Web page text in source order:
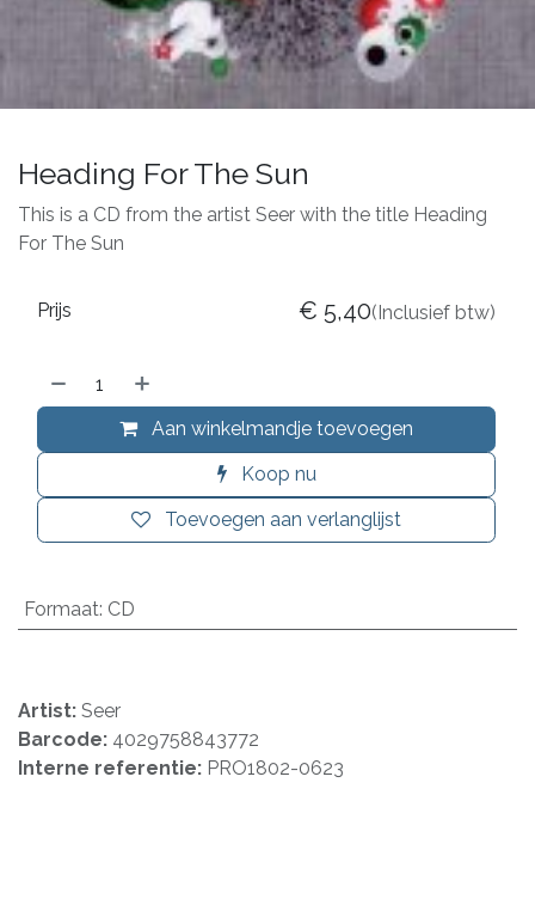
Heading For The Sun
This is a CD from the artist Seer with the title Heading
For The Sun
Aan winkelmandje toevoegen
Koop nu
Toevoegen aan verlanglijst
Prijs € 5,40(Inclusief btw)
Formaat: CD
Artist: Seer
Barcode: 4029758843772
Interne referentie: PRO1802-0623